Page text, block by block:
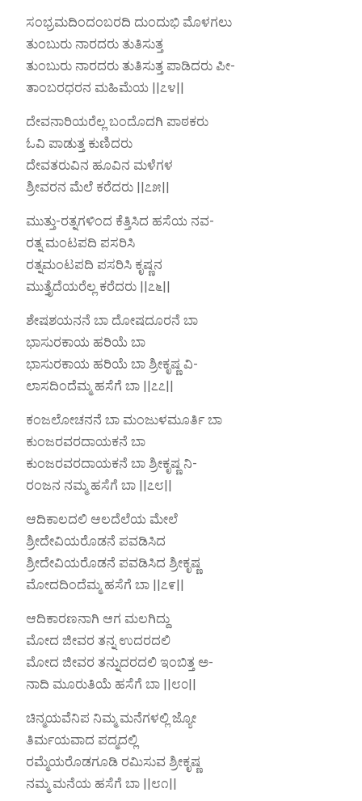
ಸಂಭ್ರಮದಿಂದಂಬರದಿ ದುಂದುಭಿ ಮೊಳಗಲು
ತುಂಬುರು ನಾರದರು ತುತಿಸುತ್ತ
ತುಂಬುರು ನಾರದರು ತುತಿಸುತ್ತ ಪಾಡಿದರು ಪೀ-
ತಾಂಬರಧರನ ಮಹಿಮೆಯ ||೭೪||
ದೇವನಾರಿಯರೆಲ್ಲ ಬಂದೊದಗಿ ಪಾಠಕರು
ಓವಿ ಪಾಡುತ್ತ ಕುಣಿದರು
ದೇವತರುವಿನ ಹೂವಿನ ಮಳೆಗಳ
ಶ್ರೀವರನ ಮೆಲೆ ಕರೆದರು ||೭೫||
ಮುತ್ತು-ರತ್ನಗಳಿಂದ ಕೆತ್ತಿಸಿದ ಹಸೆಯ ನವ-
ರತ್ನ ಮಂಟಪದಿ ಪಸರಿಸಿ
ರತ್ನಮಂಟಪದಿ ಪಸರಿಸಿ ಕೃಷ್ಣನ
ಮುತ್ತೈದೆಯರೆಲ್ಲ ಕರೆದರು ||೭೬||
ಶೇಷಶಯನನೆ ಬಾ ದೋಷದೂರನೆ ಬಾ
ಭಾಸುರಕಾಯ ಹರಿಯೆ ಬಾ
ಭಾಸುರಕಾಯ ಹರಿಯೆ ಬಾ ಶ್ರೀಕೃಷ್ಣ ವಿ-
ಲಾಸದಿಂದೆಮ್ಮ ಹಸೆಗೆ ಬಾ ||೭೭||
ಕಂಜಲೋಚನನೆ ಬಾ ಮಂಜುಳಮೂರ್ತಿ ಬಾ
ಕುಂಜರವರದಾಯಕನೆ ಬಾ
ಕುಂಜರವರದಾಯಕನೆ ಬಾ ಶ್ರೀಕೃಷ್ಣ ನಿ-
ರಂಜನ ನಮ್ಮ ಹಸೆಗೆ ಬಾ ||೭೮||
ಆದಿಕಾಲದಲಿ ಆಲದೆಲೆಯ ಮೇಲೆ
ಶ್ರೀದೇವಿಯರೊಡನೆ ಪವಡಿಸಿದ
ಶ್ರೀದೇವಿಯರೊಡನೆ ಪವಡಿಸಿದ ಶ್ರೀಕೃಷ್ಣ
ಮೋದದಿಂದೆಮ್ಮ ಹಸೆಗೆ ಬಾ ||೭೯||
ಆದಿಕಾರಣನಾಗಿ ಆಗ ಮಲಗಿದ್ದು
ಮೋದ ಜೀವರ ತನ್ನ ಉದರದಲಿ
ಮೋದ ಜೀವರ ತನ್ನುದರದಲಿ ಇಂಬಿತ್ತ ಅ-
ನಾದಿ ಮೂರುತಿಯೆ ಹಸೆಗೆ ಬಾ ||೮೦||
ಚಿನ್ಮಯವೆನಿಪ ನಿಮ್ಮ ಮನೆಗಳಲ್ಲಿ ಜ್ಯೋ
ತಿರ್ಮಯವಾದ ಪದ್ಮದಲ್ಲಿ
ರಮ್ಮೆಯರೊಡಗೂಡಿ ರಮಿಸುವ ಶ್ರೀಕೃಷ್ಣ
ನಮ್ಮ ಮನೆಯ ಹಸೆಗೆ ಬಾ ||೮೧||